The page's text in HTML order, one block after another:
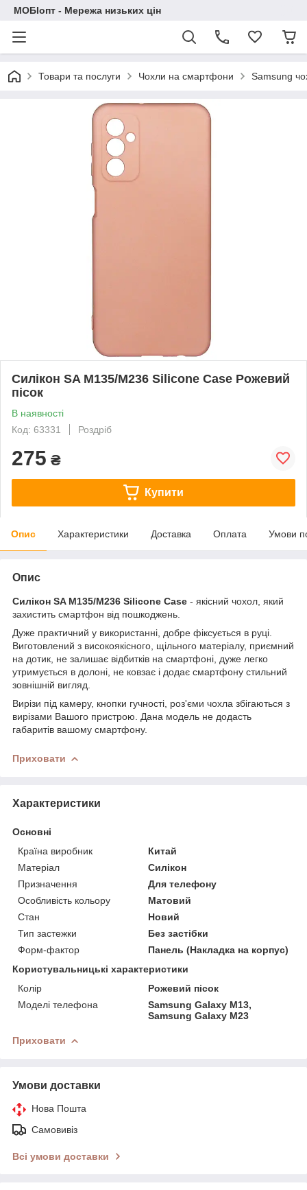
МОБІопт - Мережа низьких цін
Товари та послуги Чохли на смартфони Samsung
Силікон SA M135/M236 Silicone Case Рожевий
пісок
В наявності
Код: 63331
Роздріб
275 ₴
Купити
Опис Характеристики Доставка Оплата Умови
Опис
Силікон SA M135/M236 Silicone Case - якісний чохол, який
захистить смартфон від пошкоджень.
Дуже практичний у використанні, добре фіксується в руці.
Виготовлений з високоякісного, щільного матеріалу, приємний
на дотик, не залишає відбитків на смартфоні, дуже легко
утримується в долоні, не ковзає і додає смартфону стильний
зовнішній вигляд.
Вирізи під камеру, кнопки гучності, роз'єми чохла збігаються з
вирізами Вашого пристрою. Дана модель не додасть
габаритів вашому смартфону.
Приховати
Характеристики
Основні
Країна виробник
Китай
Матеріал
Силікон
Призначення
Для телефону
Особливість кольору
Матовий
Стан
Новий
Тип застежки
Без застібки
Форм-фактор
Панель (Накладка на корпус)
Користувальницькі характеристики
Колір
Рожевий пісок
Моделі телефона
Samsung Galaxy M13,
Samsung Galaxy M23
Приховати
Умови доставки
Нова Пошта
Самовивіз
Всі умови доставки